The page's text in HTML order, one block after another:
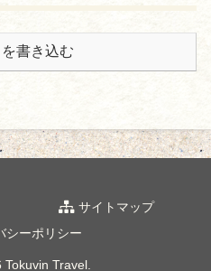
書き込む
サイトマップ
シーポリシー
Travel.